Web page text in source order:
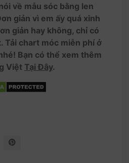
về mẫu sóc bằng len
giản vì em ấy quá xinh
giản hay không, chỉ có
Tải chart móc miễn phí ở
Bạn có thể xem thêm
Việt Tại Đây.